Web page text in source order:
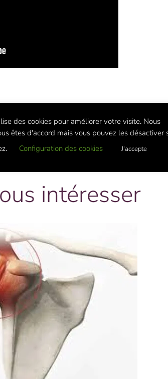
intéresser
des cookies pour améliorer votre visite. Nous
êtes d'accord mais vous pouvez les désactiver
Configuration des cookies J'accepte